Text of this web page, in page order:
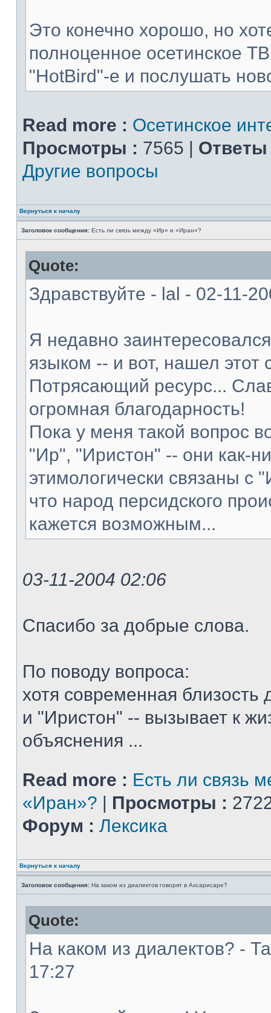
Это конечно хорошо, но
полноценное осетинское
"HotBird"-е и послушать
Read more : Осетинское
Просмотры : 7565 | Ответы
Другие вопросы
Вернуться к началу
Заголовок сообщения: Есть ли связь между «Ир» и «Иран»?
Quote:
Здравствуйте - lal - 02-11-
Я недавно
языком -- и вот, нашел этот
Потрясающий ресурс...
огромная благодарность!
Пока у меня такой вопрос
"Ир", "Иристон" -- они как-
этимологически связаны с
что народ персидского
кажется возможным...
03-11-2004 02:06
Спасибо за добрые слова.
По поводу вопроса:
хотя современная близость
и "Иристон" -- вызывает к
объяснения ...
Read more : Есть ли связь
«Иран»? | Просмотры :
Форум : Лексика
Вернуться к началу
Заголовок сообщения: На каком из диалектов говорят в Ахсарисаре?
Quote:
На каком из диалектов? -
17:27